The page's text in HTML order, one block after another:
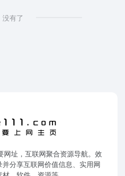
没有了
网址，互联网聚合资源导航。效
分享互联网价值信息、实用网